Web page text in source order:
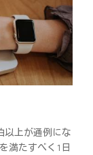
以上が通例にな
満たすべく1日